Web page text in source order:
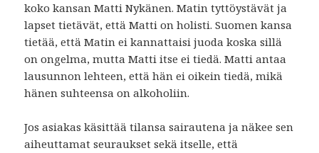
koko kansan Matti Nykänen. Matin tyttöystävät ja
lapset tietävät, että Matti on holisti. Suomen kansa
tietää, että Matin ei kannattaisi juoda koska sillä
on ongelma, mutta Matti itse ei tiedä. Matti antaa
lausunnon lehteen, että hän ei oikein tiedä, mikä
hänen suhteensa on alkoholiin.
Jos asiakas käsittää tilansa sairautena ja näkee sen
aiheuttamat seuraukset sekä itselle, että